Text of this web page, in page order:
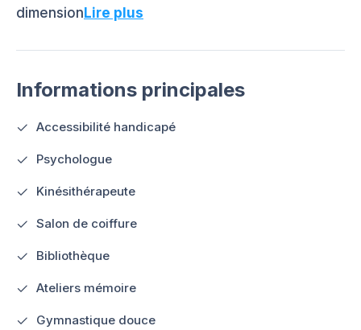
dimensionLire plus
Informations principales
Accessibilité handicapé
Psychologue
Kinésithérapeute
Salon de coiffure
Bibliothèque
Ateliers mémoire
Gymnastique douce